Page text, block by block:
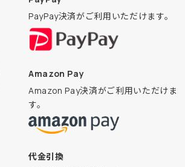
PayPay決済がご利用いただけます。
Amazon Pay
Amazon Pay決済がご利用いただけま
す。
代金引換